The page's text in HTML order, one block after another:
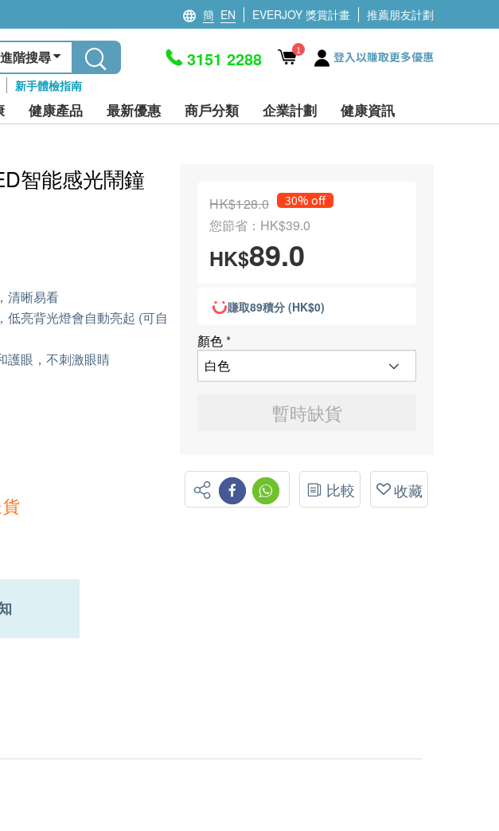
簡 EN EVERJOY 獎賞計畫 推薦朋友計劃
進階搜尋
新手體檢指南
3151 2288 1 登入以賺取更多優惠
健康產品 最新優惠 商戶分類 企業計劃 健康資訊
智能感光鬧鐘
清晰易看
低亮背光燈會自動亮起 (可自
護眼，不刺激眼睛
HK$128.0 30% off
您節省：HK$39.0
HK$89.0
賺取89積分 (HK$0)
顏色*
暫時缺貨
比較 收藏